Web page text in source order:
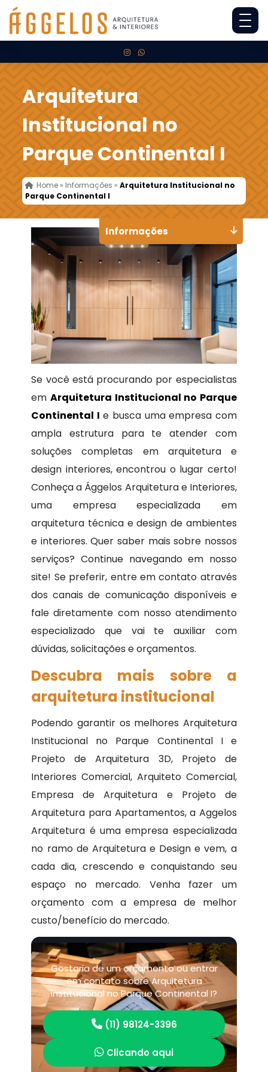
Arquitetura
Institucional no
Parque Continental I
Home » Informações »Arquitetura Institucional no
Parque Continental I
Se você está procurando por especialistas
em Arquitetura Institucional no Parque
Continental I e busca uma empresa com
ampla estrutura para te atender com
soluções completas em arquitetura e
design interiores, encontrou o lugar certo!
Conheça a Ággelos Arquitetura e Interiores,
uma empresa especializada em
arquitetura técnica e design de ambientes
e interiores. Quer saber mais sobre nossos
serviços? Continue navegando em nosso
site! Se preferir, entre em contato através
dos canais de comunicação disponíveis e
fale diretamente com nosso atendimento
especializado que vai te auxiliar com
dúvidas, solicitações e orçamentos.
Descubra mais sobre a
arquitetura institucional
Podendo garantir os melhores Arquitetura
Institucional no Parque Continental I e
Projeto de Arquitetura 3D, Projeto de
Interiores Comercial, Arquiteto Comercial,
Empresa de Arquitetura e Projeto de
Arquitetura para Apartamentos, a Aggelos
Arquitetura é uma empresa especializada
no ramo de Arquitetura e Design e vem, a
cada dia, crescendo e conquistando seu
espaço no mercado. Venha fazer um
orçamento com a empresa de melhor
custo/benefício do mercado.
Gostaria de um orçamento ou entrar
em contato sobre Arquitetura
Institucional no Parque Continental I?
(11) 98124-3396
Clicando aqui
Informações